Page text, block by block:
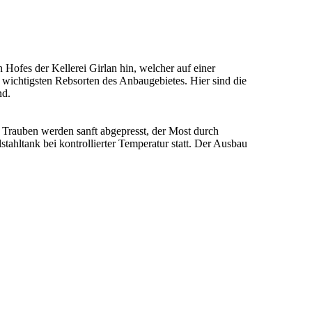
Hofes der Kellerei Girlan hin, welcher auf einer
Rebsorten des Anbaugebietes. Hier sind die
werden sanft abgepresst, der Most durch
bei kontrollierter Temperatur statt. Der Ausbau